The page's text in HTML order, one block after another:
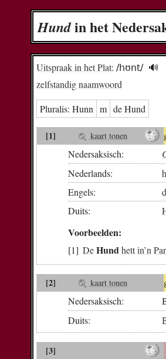
Hundin het
Uitspraak in het Plat: /hʊnt/ 🔊︎
zelfstandig naamwoord
Pluralis: Hunn m de Hund
[1] kaart tonen
Nedersaksisch:
Nederlands:
Engels:
Duits:
Voorbeelden:
DeHundhettin’n
[2] kaart tonen
Nedersaksisch:
Duits:
[3]